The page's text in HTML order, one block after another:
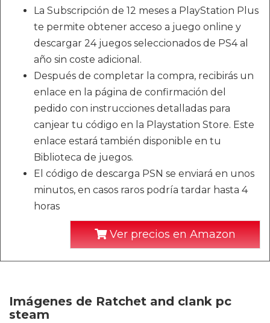
La Subscripción de 12 meses a PlayStation Plus
te permite obtener acceso a juego online y
descargar 24 juegos seleccionados de PS4 al
año sin coste adicional.
Después de completar la compra, recibirás un
enlace en la página de confirmación del
pedido con instrucciones detalladas para
canjear tu código en la Playstation Store. Este
enlace estará también disponible en tu
Biblioteca de juegos.
El código de descarga PSN se enviará en unos
minutos, en casos raros podría tardar hasta 4
horas
Ver precios en Amazon
Imágenes de Ratchet and clank pc
steam